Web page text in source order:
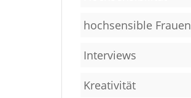
hochsensible Frauen
Interviews
Kreativität